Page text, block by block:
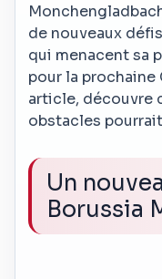
de nouveaux
qui menacent sa
pour la prochaine
article, découvre
obstacles
Un
Borussia